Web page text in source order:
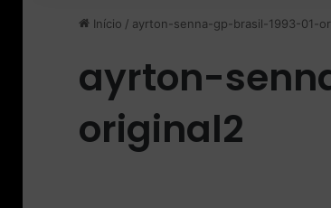
Início / ayrton-senna-gp-brasil-1993-01-
ayrton-
original2